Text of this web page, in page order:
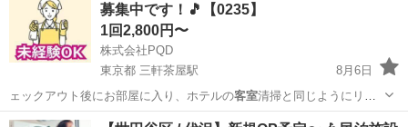
募集中です！🎵【0235】
1回2,800円〜
株式会社PQD
東京都 三軒茶屋駅
8月6日
ェックアウト後にお部屋に入り、ホテルの客室清掃と同じようにリネ
ンの洗濯乾燥、 …
東京 世田谷区 三軒茶屋駅 清掃 スタッフ